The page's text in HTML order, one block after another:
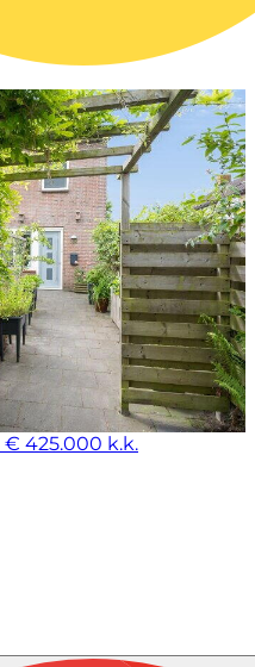
€ 425.000 k.k.